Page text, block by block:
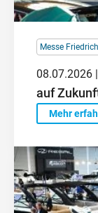
Messe
08.07.2026 |
auf
Mehr